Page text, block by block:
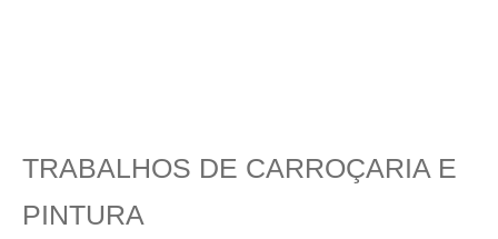
TRABALHOS DE CARROÇARIA E
PINTURA